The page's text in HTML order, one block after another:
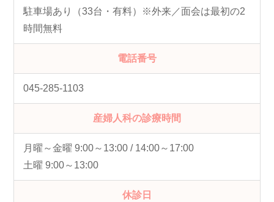
駐車場あり（33台・有料）※外来／面会は最初の2
時間無料
電話番号
045-285-1103
産婦人科の診療時間
月曜～金曜 9:00～13:00 / 14:00～17:00
土曜 9:00～13:00
休診日